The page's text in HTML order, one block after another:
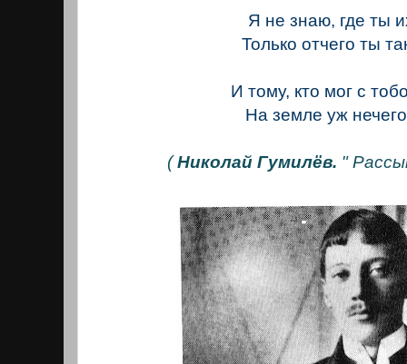
Я не знаю, где ты
Только отчего ты
И тому, кто мог с
На земле уж
(Николай Гумилёв. "